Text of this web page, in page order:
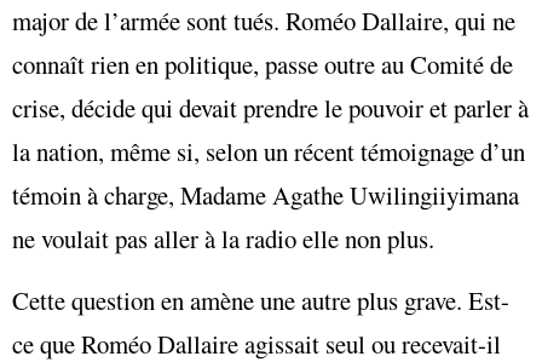
major de l’armée sont tués. Roméo Dallaire, qui ne
connaît rien en politique, passe outre au Comité de
crise, décide qui devait prendre le pouvoir et parler à
la nation, même si, selon un récent témoignage d’un
témoin à charge, Madame Agathe Uwilingiiyimana
ne voulait pas aller à la radio elle non plus.
Cette question en amène une autre plus grave. Est-
ce que Roméo Dallaire agissait seul ou recevait-il